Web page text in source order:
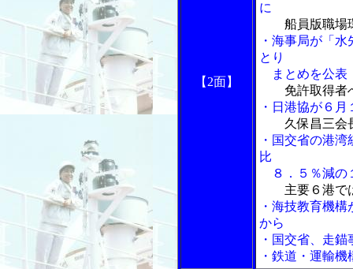
【2面】
に
船員版職場
・海事局が「
とり
まとめを公表
免許取得者
・日港協が６
久保昌三会
・国交省の港
比
８．５％減の
主要６港で
・海技教育機
から
・国交省、走
・鉄道・運輸